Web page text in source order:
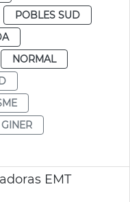
POBLES SUD
NORMAL
EMT